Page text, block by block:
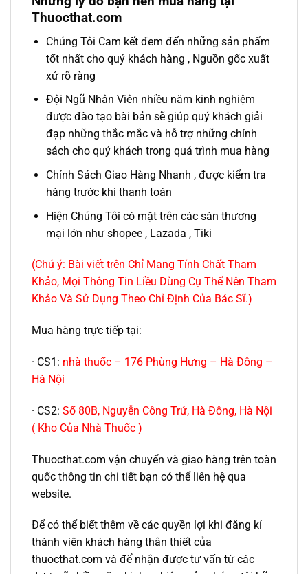
Thuocthat.com
Chúng Tôi Cam kết đem đến những sản phẩm
tốt nhất cho quý khách hàng , Nguồn gốc xuất
xứ rõ ràng
Đội Ngũ Nhân Viên nhiều năm kinh nghiệm
được đào tạo bài bản sẽ giúp quý khách giải
đạp những thắc mắc và hỗ trợ những chính
sách cho quý khách trong quá trình mua hàng
Chính Sách Giao Hàng Nhanh , được kiểm tra
hàng trước khi thanh toán
Hiện Chúng Tôi có mặt trên các sàn thương
mại lớn như shopee , Lazada , Tiki
(Chú ý: Bài viết trên Chỉ Mang Tính Chất Tham
Khảo, Mọi Thông Tin Liều Dùng Cụ Thể Nên Tham
Khảo Và Sử Dụng Theo Chỉ Định Của Bác Sĩ.)
Mua hàng trực tiếp tại:
· CS1: nhà thuốc – 176 Phùng Hưng – Hà Đông –
Hà Nội
· CS2: Số 80B, Nguyễn Công Trứ, Hà Đông, Hà Nội
( Kho Của Nhà Thuốc )
Thuocthat.com vận chuyển và giao hàng trên toàn
quốc thông tin chi tiết bạn có thể liên hệ qua
website.
Để có thể biết thêm về các quyền lợi khi đăng kí
thành viên khách hàng thân thiết của
thuocthat.com và để nhận được tư vấn từ các